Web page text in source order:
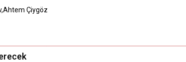
Çiygöz